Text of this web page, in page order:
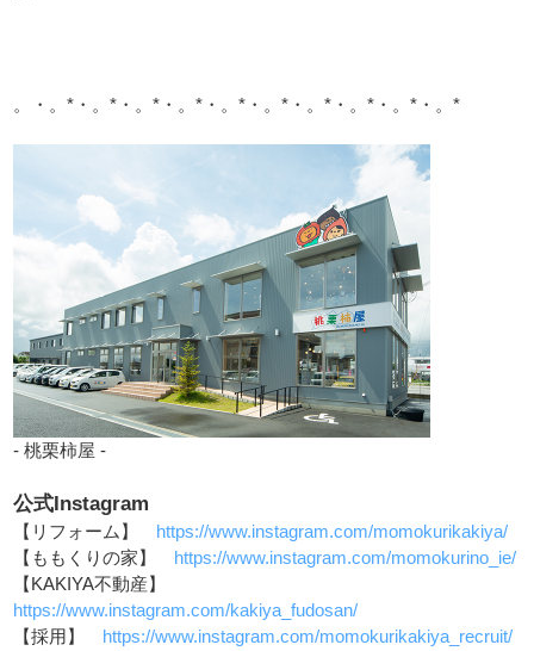
。・。*・。*・。*・。*・。*・。*・。*・。*・。*・。*
- 桃栗柿屋 -
公式Instagram
【リフォーム】
https://www.instagram.com/momokurikakiya/
【ももくりの家】
https://www.instagram.com/momokurino_ie/
【KAKIYA不動産】
https://www.instagram.com/kakiya_fudosan/
【採用】
https://www.instagram.com/momokurikakiya_recruit/